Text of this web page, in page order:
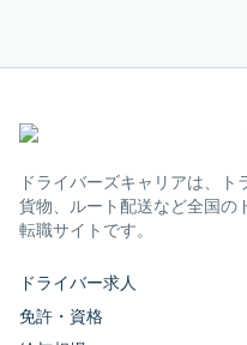
ドライバーズキャリアは、ト
貨物、ルート配送など全国の
転職サイトです。
ドライバー求人
免許・資格